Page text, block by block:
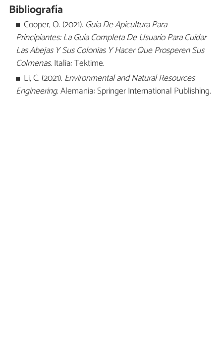
Bibliografía
Cooper, O. (2021). Guía De Apicultura Para
Principiantes: La Guía Completa De Usuario Para Cuidar
Las Abejas Y Sus Colonias Y Hacer Que Prosperen Sus
Colmenas. Italia: Tektime.
Li, C. (2021). Environmental and Natural Resources
Engineering. Alemania: Springer International Publishing.